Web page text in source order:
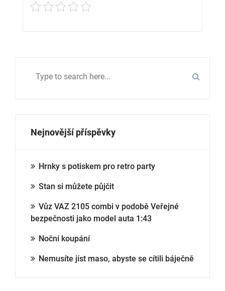
Nejnovější příspěvky
Hrnky s potiskem pro retro party
Stan si můžete půjčit
Vůz VAZ 2105 combi v podobě Veřejné
bezpečnosti jako model auta 1:43
Noční koupání
Nemusíte jíst maso, abyste se cítili báječně